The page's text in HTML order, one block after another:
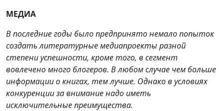
МЕДИА
В последние годы было предпринято немало попыток
создать литературные медиапроекты разной
степени успешности, кроме того, в сегмент
вовлечено много блогеров. В любом случае чем больше
информации о книгах, тем лучше. Однако в условиях
конкуренции за внимание надо иметь
исключительные преимущества.